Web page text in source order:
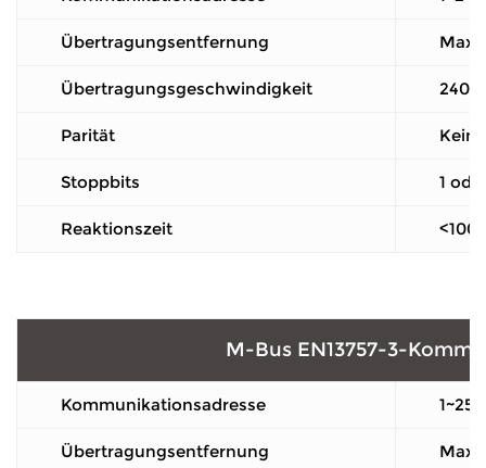
Übertragungsentfernung
Übertragungsgeschwindigkeit 2400
Parität
Stoppbits 1
Reaktionszeit <100
M-Bus EN13757-3-
Kommunikationsadresse 1~250
Übertragungsentfernung